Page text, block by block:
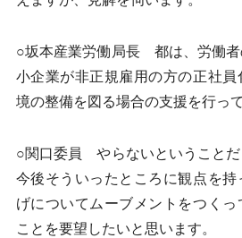
○坂本産業労働局長 都は、労働者
小企業が非正規雇用の方の正社
境の整備を図る場合の支援を行っ
○関口委員 やらないということだ
今後そういったところに観点を持
げについてムーブメントをつくっ
ことを要望したいと思います。